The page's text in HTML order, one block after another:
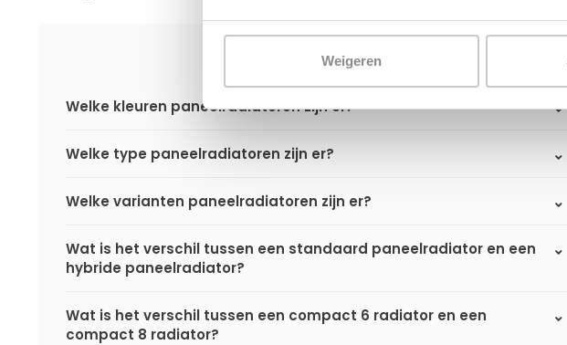
Weigeren
Welke kleuren paneelradiatoren zijn er?
Welke type paneelradiatoren zijn er?
Welke varianten paneelradiatoren zijn er?
Wat is het verschil tussen een standaard paneelradiator en een
hybride paneelradiator?
Wat is het verschil tussen een compact 6 radiator en een
compact 8 radiator?